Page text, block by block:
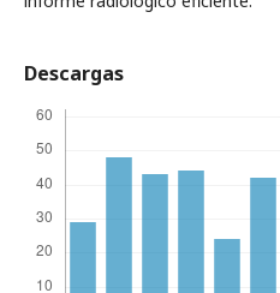
Descargas